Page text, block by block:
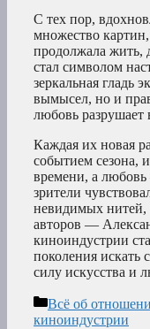
С тех пор,
множество
продолжала жить,
стал символом
зеркальная гладь
вымысел, но и
любовь разрушает
Каждая их новая
событием сезона,
времени, а
зрители
невидимых нитей,
авторов —
киноиндустрии
поколения искать
силу искусства и
Рубрики
Всё об
киноиндустрии